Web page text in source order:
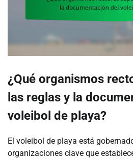
¿Qué organismos
las reglas y la
voleibol de playa?
El voleibol de playa está
organizaciones clave que